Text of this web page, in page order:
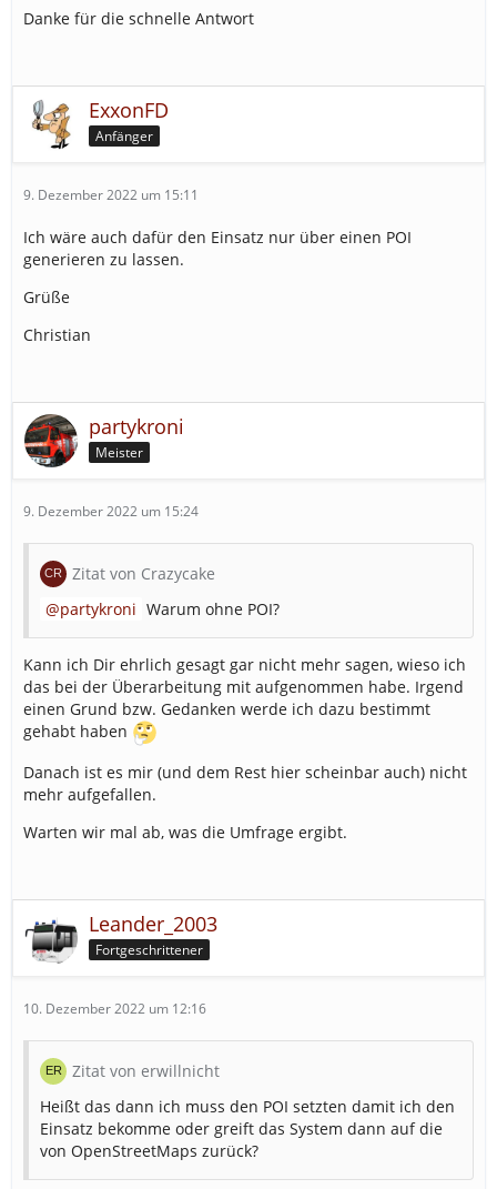
Danke für die schnelle Antwort
ExxonFD
Anfänger
9. Dezember 2022 um 15:11
Ich wäre auch dafür den Einsatz nur über einen POI
generieren zu lassen.
Grüße
Christian
partykroni
Meister
9. Dezember 2022 um 15:24
Zitat von Crazycake
partykroni Warum ohne POI?
Kann ich Dir ehrlich gesagt gar nicht mehr sagen, wieso ich
das bei der Überarbeitung mit aufgenommen habe. Irgend
einen Grund bzw. Gedanken werde ich dazu bestimmt
gehabt haben
Danach ist es mir (und dem Rest hier scheinbar auch) nicht
mehr aufgefallen.
Warten wir mal ab, was die Umfrage ergibt.
Leander_2003
Fortgeschrittener
10. Dezember 2022 um 12:16
Zitat von erwillnicht
Heißt das dann ich muss den POI setzten damit ich den
Einsatz bekomme oder greift das System dann auf die
von OpenStreetMaps zurück?